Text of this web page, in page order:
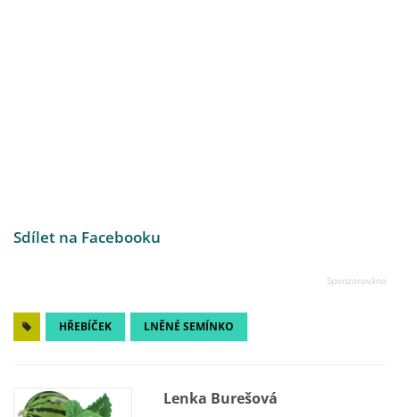
Sdílet na Facebooku
HŘEBÍČEK LNĚNÉ SEMÍNKO
Lenka Burešová